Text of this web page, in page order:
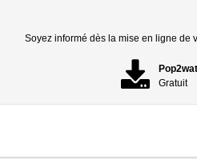
Soyez informé dès la mise en ligne de
Gratuit